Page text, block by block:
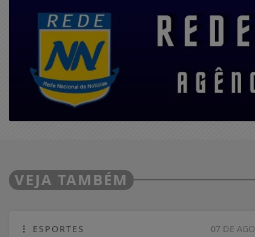
VEJA TAMBÉM
07 DE AGO
ESPORTES